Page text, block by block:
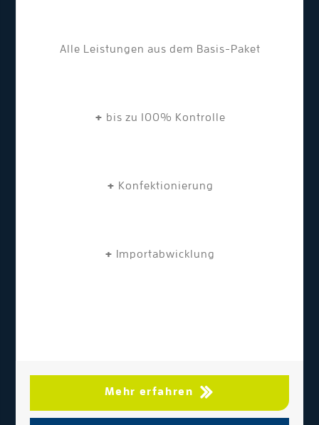
Alle Leistungen aus dem Basis-Paket
+ bis zu 100% Kontrolle
+ Konfektionierung
+ Importabwicklung
Mehr erfahren